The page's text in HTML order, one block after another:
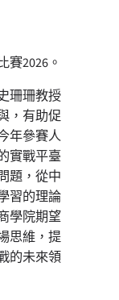
2026。
珊珊教授
，有助促
年參賽人
實戰平臺
題，從中
習的理論
學院期望
思維，提
的未來領